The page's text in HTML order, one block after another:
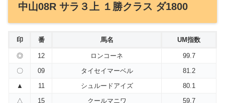
中山08R サラ３上 １勝クラス ダ1800
印 番 馬名 UM指数
◎ 12 ロンコーネ
99.7
〇
09 タイセイマーベル
81.2
▲
11 シュルードアイズ
80.1
△
15 クールマニワ
59.7